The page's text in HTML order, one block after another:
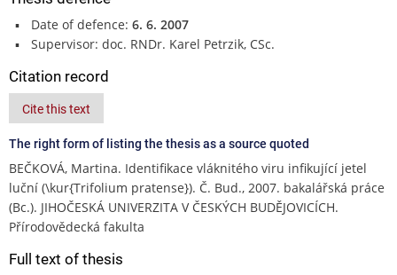
Date of defence: 6. 6. 2007
Supervisor: doc. RNDr. Karel Petrzik, CSc.
Citation record
Cite this text
The right form of listing the thesis as a source quoted
BEČKOVÁ, Martina. Identifikace vláknitého viru infikující jetel
luční (\kur{Trifolium pratense}). Č. Bud., 2007. bakalářská práce
(Bc.). JIHOČESKÁ UNIVERZITA V ČESKÝCH BUDĚJOVICÍCH.
Přírodovědecká fakulta
Full text of thesis